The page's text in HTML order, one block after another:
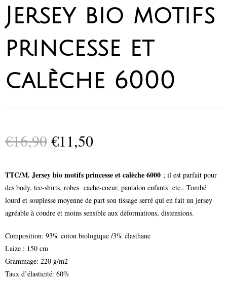
Jersey bio motifs
princesse et
calèche 6000
€16,90 €11,50
TTC/M. Jersey bio motifs princesse et calèche 6000 ; il est parfait pour
des body, tee-shirts, robes cache-coeur, pantalon enfants etc.. Tombé
lourd et souplesse moyenne de part son tissage serré qui en fait un jersey
agréable à coudre et moins sensible aux déformations, distensions.
Composition: 93% coton biologique /3% élasthane
Laize : 150 cm
Grammage: 220 g/m2
Taux d’élasticité: 60%